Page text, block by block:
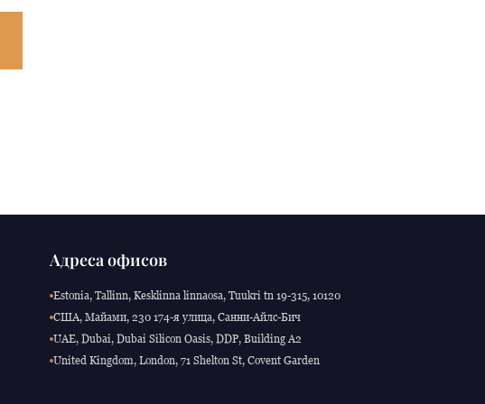
Адреса офисов
Estonia, Tallinn, Kesklinna linnaosa, Tuukri tn 19-315, 10120
США, Майами, 230 174-я улица, Санни-Айлс-Бич
UAE, Dubai, Dubai Silicon Oasis, DDP, Building A2
United Kingdom, London, 71 Shelton St, Covent Garden